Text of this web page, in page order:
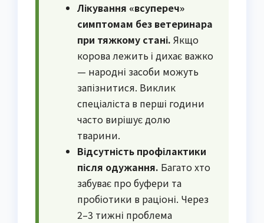
Лікування «всупереч»
симптомам без ветеринара
при тяжкому стані. Якщо
корова лежить і дихає важко
— народні засоби можуть
запізнитися. Виклик
спеціаліста в перші години
часто вирішує долю
тварини.
Відсутність профілактики
після одужання. Багато хто
забуває про буфери та
пробіотики в раціоні. Через
2–3 тижні проблема